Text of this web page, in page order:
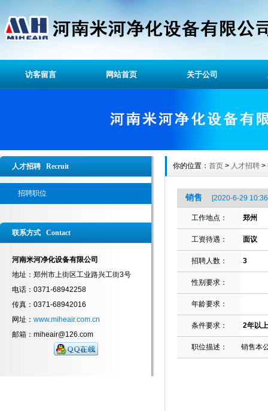
访客留言 网站首页 关于公司
人才招聘 Recruit
招聘职位
联系方式 Contact
河南米河净化设备有限公司
地址：郑州市上街区工业路兴工街3号
电话：0371-68942258
传真：0371-68942016
网址： www.miheair.com.cn
邮箱：miheair@126.com
你的位置： 首页 > 人才招聘 >
销售 [2020-6-29
工作地点： 郑州
工资待遇： 面议
招聘人数： 3
性别要求：
年龄要求：
条件要求： 2年以
职位描述： 销售本